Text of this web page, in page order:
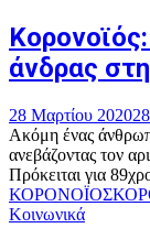
άνδρας
28 Μαρτίου 2020
Ακόμη ένας
ανεβάζοντας τον
Πρόκειται για
ΚΟΡΟΝΟΪΟΣ
Κοινωνικά